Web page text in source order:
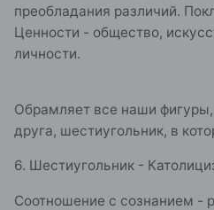
преобладания различий.
Ценности - общество,
личности.
Обрамляет все наши
друга, шестиугольник, в
6. Шестиугольник -
Соотношение с сознанием -